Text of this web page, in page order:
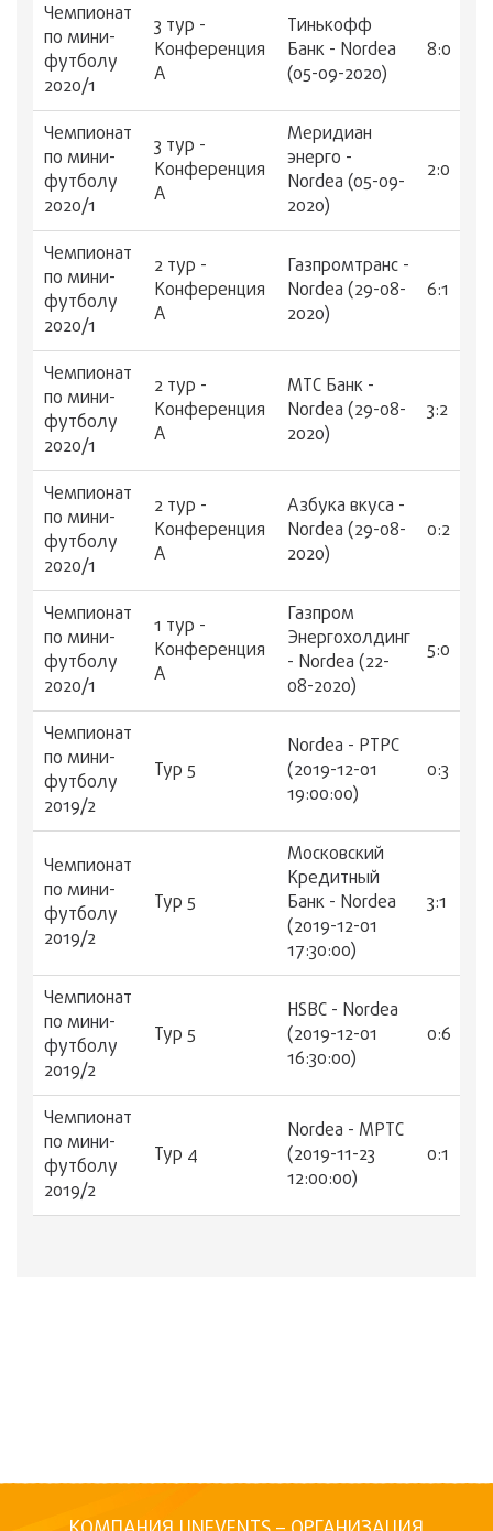
Чемпионат
по мини-
футболу
2020/1
3 тур -
Конференция
А
Тинькофф
Банк - Nordea
(05-09-2020)
8:0
Чемпионат
по мини-
футболу
2020/1
3 тур -
Конференция
А
Меридиан
энерго -
Nordea (05-09-
2020)
2:0
Чемпионат
по мини-
футболу
2020/1
2 тур -
Конференция
А
Газпромтранс -
Nordea (29-08-
2020)
6:1
Чемпионат
по мини-
футболу
2020/1
2 тур -
Конференция
А
МТС Банк -
Nordea (29-08-
2020)
3:2
Чемпионат
по мини-
футболу
2020/1
2 тур -
Конференция
А
Азбука вкуса -
Nordea (29-08-
2020)
0:2
Чемпионат
по мини-
футболу
2020/1
1 тур -
Конференция
А
Газпром
Энергохолдинг
- Nordea (22-
08-2020)
5:0
Чемпионат
по мини-
футболу
2019/2
Тур 5
Nordea - РТРС
(2019-12-01
19:00:00)
0:3
Чемпионат
по мини-
футболу
2019/2
Тур 5
Московский
Кредитный
Банк - Nordea
(2019-12-01
17:30:00)
3:1
Чемпионат
по мини-
футболу
2019/2
Тур 5
HSBC - Nordea
(2019-12-01
16:30:00)
0:6
Чемпионат
по мини-
футболу
2019/2
Тур 4
Nordea - МРТС
(2019-11-23
12:00:00)
0:1